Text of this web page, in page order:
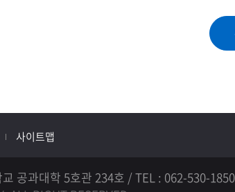
사이트맵
공과대학 5호관 234호 / TEL : 062-530-1850